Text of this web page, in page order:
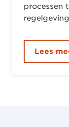
processen
Lees